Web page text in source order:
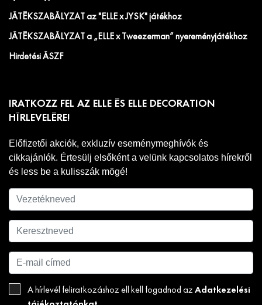
JÁTÉKSZABÁLYZAT az "ELLE x JYSK" játékhoz
JÁTÉKSZABÁLYZAT a „ELLE x Tweezerman” nyereményjátékhoz
Hirdetési ÁSZF
IRATKOZZ FEL AZ ELLE ÉS ELLE DECORATION
HÍRLEVELÉRE!
Előfizetői akciók, exkluzív eseménymeghívók és
cikkajánlók. Értesülj elsőként a velünk kapcsolatos hírekről
és less be a kulisszák mögé!
A hírlevél feliratkozáshoz ell kell fogadnod az Adatkezelési